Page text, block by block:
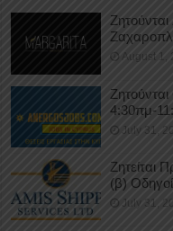
August 1,
4:30πμ-
July 31,
Ζητείται
(β)
July 31,